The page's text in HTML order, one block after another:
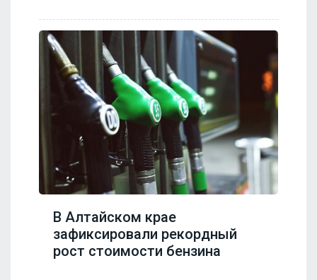
В Алтайском крае
зафиксировали рекордный
рост стоимости бензина